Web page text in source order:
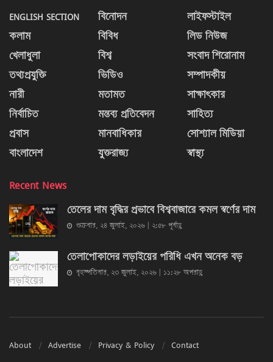
ENGLISH SECTION
কলাম
খেলাধুলা
তথ্যপ্রযুক্তি
নারী
নির্বাচিত
প্রবাস
বাংলাদেশ
বিনোদন
বিবিধ
বিশ্ব
ভিডিও
মতামত
মন্তব্য প্রতিবেদন
মানবাধিকার
যুক্তরাজ্য
লাইফস্টাইল
লিড নিউজ
সংবাদ শিরোনাম
সম্পাদকীয়
সাক্ষাৎকার
সাহিত্য
সোশ্যাল মিডিয়া
স্বাস্থ্য
Recent News
তেলের দাম বৃদ্ধির প্রভাবে বিশ্ববাজারে কমল স্বর্ণের দাম
শুক্রবার, ২৪ জুলাই, ২০২৬ | ২:৫৮ পূর্বাহ্ণ
তেলাপোকাদের লড়াইয়ের পরিধি এখন অনেক বড়
বৃহস্পতিবার, ২৩ জুলাই, ২০২৬ | ১১:২৮ অপরাহ্ণ
About Advertise Privacy & Policy Contact